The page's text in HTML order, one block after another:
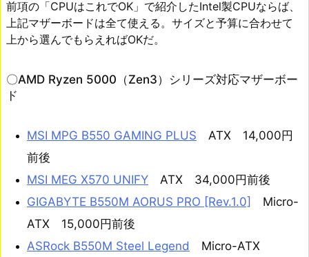
前項の「CPUはこれでOK」で紹介したIntel製CPUならば、
上記マザーボードは全て使える。サイズと予算に合わせて
上から選んでもらえればOKだ。
〇AMD Ryzen 5000（Zen3）シリーズ対応マザーボー
ド
MSI MPG B550 GAMING PLUS ATX 14,000円
前後
MSI MEG X570 UNIFY ATX 34,000円前後
GIGABYTE B550M AORUS PRO [Rev.1.0]
Micro-
ATX 15,000円前後
ASRock B550M Steel Legend Micro-ATX